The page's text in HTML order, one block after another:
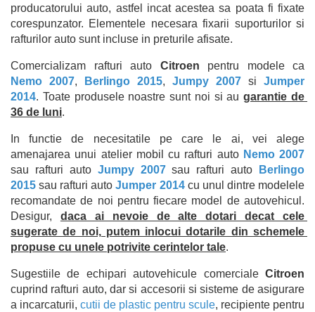
producatorului auto, astfel incat acestea sa poata fi fixate
corespunzator. Elementele necesara fixarii suporturilor si
rafturilor auto sunt incluse in preturile afisate.
Comercializam rafturi auto Citroen
Nemo 2007, Berlingo 2015, Jumpy 2007 si Jumper
2014. Toate produsele noastre sunt noi si au garantie de
36 de luni.
In functie de necesitatile pe care le ai, vei alege
amenajarea unui atelier mobil cu rafturi auto Nemo 2007
sau rafturi auto Jumpy 2007 sau rafturi auto
Berlingo
2015 sau rafturi auto Jumper 2014 cu unul dintre modelele
recomandate de noi pentru fiecare model de autovehicul.
Desigur, daca ai nevoie de alte dotari decat cele
sugerate de noi, putem inlocui dotarile din schemele
propuse cu unele potrivite cerintelor tale.
Sugestiile de echipari autovehicule comerciale Citroen
cuprind rafturi auto, dar si accesorii si sisteme de asigurare
a incarcaturii, cutii de plastic pentru scule, recipiente pentru